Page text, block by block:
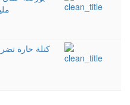
كتلة حارة